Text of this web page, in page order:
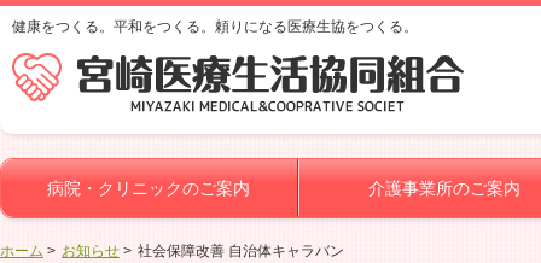
健康をつくる。平和をつくる。頼りになる医療生協をつくる。
病院・クリニックのご案内 介護事業所のご案内
ホーム お知らせ 社会保障改善 自治体キャラバン